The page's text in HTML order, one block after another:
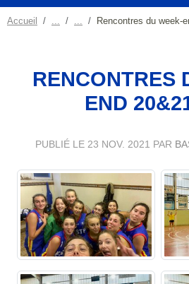
Accueil Rencontres du week-
RENCONTRES
END
PUBLIÉ LE 23 NOV. 2021 PAR